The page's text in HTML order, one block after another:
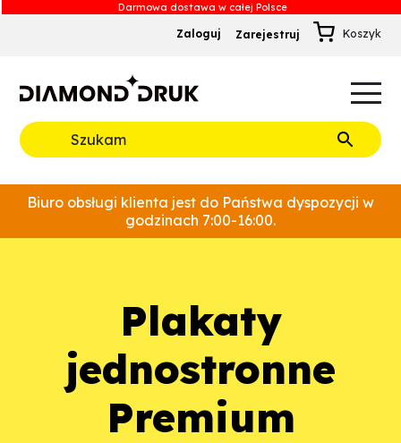
Zaloguj Zarejestruj
Rozwiń
Biuro obsługi klienta jest do Państwa dyspozycji w
godzinach 7:00-16:00.
plakaty
jednostronne
Premium